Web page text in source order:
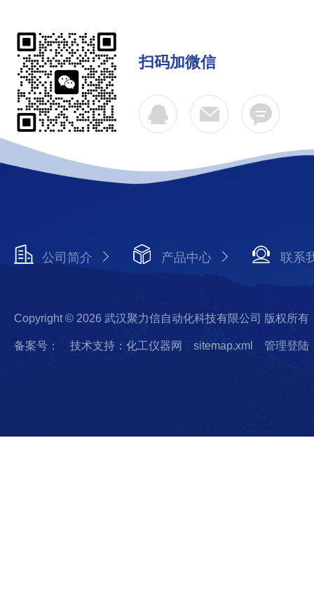
扫码加微信
公司简介 产品中心 联系
Copyright © 2026 武汉聚力信自动化科技有限公司 版权所有
备案号： 技术支持：化工仪器网 sitemap.xml 管理登陆